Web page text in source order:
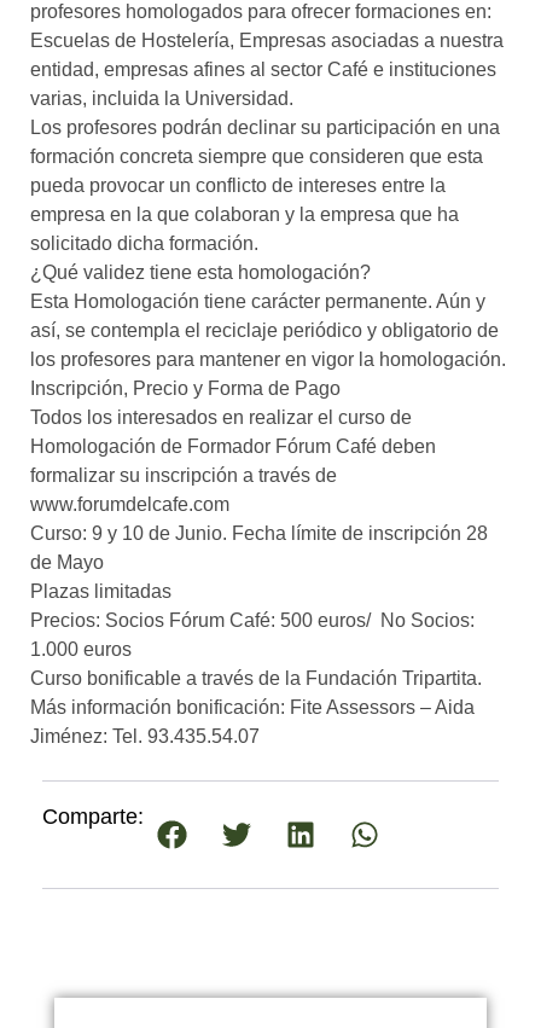
profesores homologados para ofrecer formaciones en:
Escuelas de Hostelería, Empresas asociadas a nuestra
entidad, empresas afines al sector Café e instituciones
varias, incluida la Universidad.
Los profesores podrán declinar su participación en una
formación concreta siempre que consideren que esta
pueda provocar un conflicto de intereses entre la
empresa en la que colaboran y la empresa que ha
solicitado dicha formación.
¿Qué validez tiene esta homologación?
Esta Homologación tiene carácter permanente. Aún y
así, se contempla el reciclaje periódico y obligatorio de
los profesores para mantener en vigor la homologación.
Inscripción, Precio y Forma de Pago
Todos los interesados en realizar el curso de
Homologación de Formador Fórum Café deben
formalizar su inscripción a través de
www.forumdelcafe.com
Curso: 9 y 10 de Junio. Fecha límite de inscripción 28
de Mayo
Plazas limitadas
Precios: Socios Fórum Café: 500 euros/ No Socios:
1.000 euros
Curso bonificable a través de la Fundación Tripartita.
Más información bonificación: Fite Assessors – Aida
Jiménez: Tel. 93.435.54.07
Comparte: